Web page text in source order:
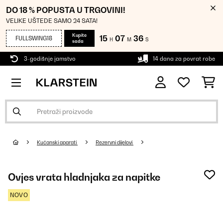
DO 18 % POPUSTA U TRGOVINI!
VELIKE UŠTEDE SAMO 24 SATA!
FULLSWING18
Kupite
sada
15 H 07 M 36 S
3-godišnje jamstvo 14 dana za povrat robe
Kućanski aparati Rezervni dijelovi
Ovjes vrata hladnjaka za napitke
NOVO